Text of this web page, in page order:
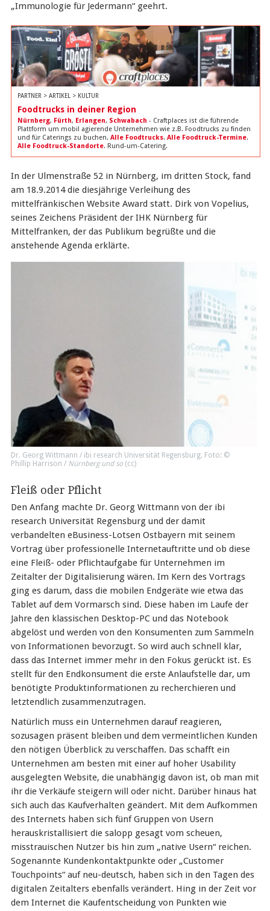
„Immunologie für Jedermann“ geehrt.
PARTNER > ARTIKEL > KULTUR
Foodtrucks in deiner Region
Nürnberg, Fürth, Erlangen, Schwabach - Craftplaces ist die führende
Plattform um mobil agierende Unternehmen wie z.B. Foodtrucks zu finden
und für Caterings zu buchen. Alle Foodtrucks. Alle Foodtruck-Termine.
Alle Foodtruck-Standorte. Rund-um-Catering.
In der Ulmenstraße 52 in Nürnberg, im dritten Stock, fand
am 18.9.2014 die diesjährige Verleihung des
mittelfränkischen Website Award statt. Dirk von Vopelius,
seines Zeichens Präsident der IHK Nürnberg für
Mittelfranken, der das Publikum begrüßte und die
anstehende Agenda erklärte.
Dr. Georg Wittmann / ibi research Universität Regens­burg. Foto: ©
Phillip Harrison / Nürnberg und so(cc)
Fleiß oder Pflicht
Den Anfang machte Dr. Georg Wittmann von der ibi
research Universität Regensburg und der damit
verbandelten eBusiness-Lotsen Ostbayern mit seinem
Vortrag über professionelle Internetauftritte und ob diese
eine Fleiß- oder Pflichtaufgabe für Unternehmen im
Zeitalter der Digitalisierung wären. Im Kern des Vortrags
ging es darum, dass die mobilen Endgeräte wie etwa das
Tablet auf dem Vormarsch sind. Diese haben im Laufe der
Jahre den klassischen Desktop-PC und das Notebook
abgelöst und werden von den Konsumenten zum Sammeln
von Informationen bevorzugt. So wird auch schnell klar,
dass das Internet immer mehr in den Fokus gerückt ist. Es
stellt für den Endkonsument die erste Anlaufstelle dar, um
benötigte Produktinformationen zu recherchieren und
letztendlich zusammenzutragen.
Natürlich muss ein Unternehmen darauf reagieren,
sozusagen präsent bleiben und dem vermeintlichen Kunden
den nötigen Überblick zu verschaffen. Das schafft ein
Unternehmen am besten mit einer auf hoher Usability
ausgelegten Website, die unabhängig davon ist, ob man mit
ihr die Verkäufe steigern will oder nicht. Darüber hinaus hat
sich auch das Kaufverhalten geändert. Mit dem Aufkommen
des Internets haben sich fünf Gruppen von Usern
herauskristallisiert die salopp gesagt vom scheuen,
misstrauischen Nutzer bis hin zum „native Usern“ reichen.
Sogenannte Kundenkontaktpunkte oder „Customer
Touchpoints“ auf neu-deutsch, haben sich in den Tagen des
digitalen Zeitalters ebenfalls verändert. Hing in der Zeit vor
dem Internet die Kaufentscheidung von Punkten wie